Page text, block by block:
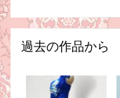
過去の作品から